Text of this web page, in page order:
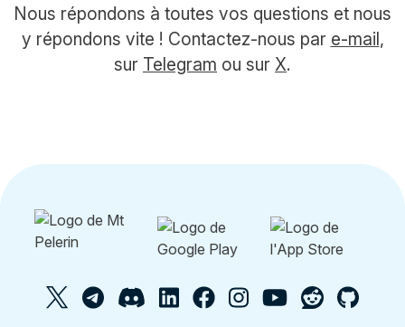
Nous répondons à toutes vos questions et nous
y répondons vite ! Contactez-nous par e-mail,
sur Telegram ou sur X.